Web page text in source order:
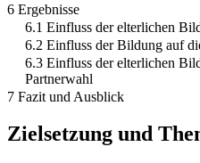
6 Ergebnisse
6.1 Einfluss der elterlichen
6.2 Einfluss der Bildung auf
6.3 Einfluss der elterlichen
Partnerwahl
7 Fazit und Ausblick
Zielsetzung und